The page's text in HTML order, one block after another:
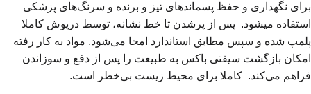
برای نگهداری و حفظ پسماندهای تیز و برنده و سرنگ‌های پزشکی
استفاده میشود. پس از پرشدن تا خط نشانه، توسط درپوش کاملا
پلمپ شده و سپس مطابق استاندارد امحا می‌شود. مواد به کار رفته
امکان بازگشت سیفتی باکس به طبیعت را پس از دفع و سوزاندن
فراهم می‌کند. کاملا برای محیط زیست بی‌خطر است.